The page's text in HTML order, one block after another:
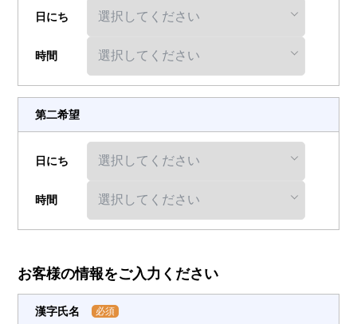
有料老人ホームを選ぶ時のポイント
介護費用とお金について
その他
採用情報 会社概要 オーナー募集
日にち
時間
第二希望
日にち
時間
お客様の情報をご入力ください
漢字氏名 必須